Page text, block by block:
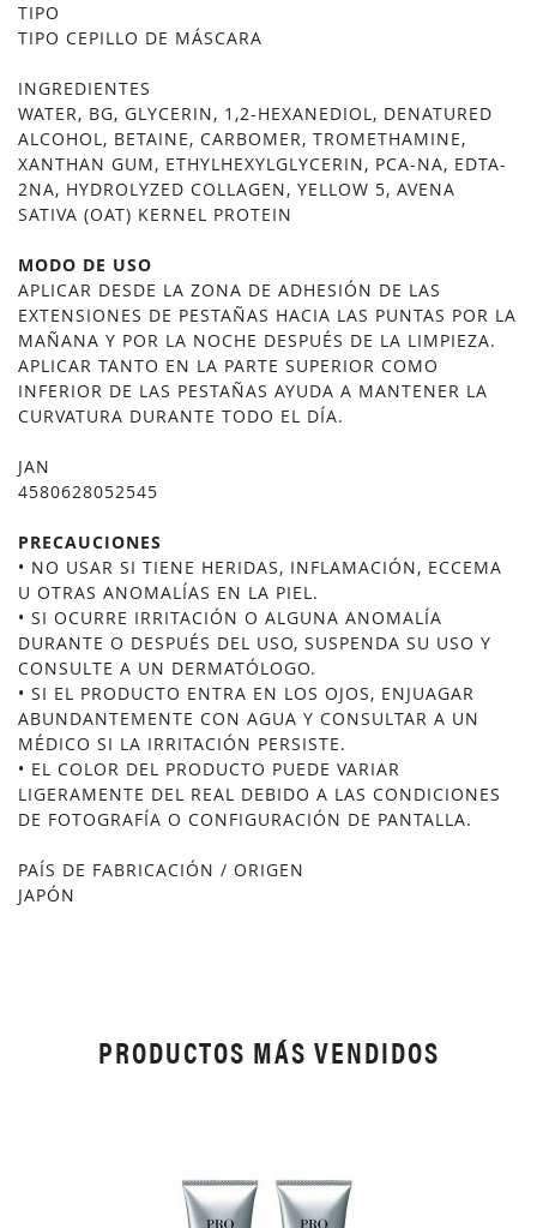
TIPO
TIPO CEPILLO DE MÁSCARA
INGREDIENTES
WATER, BG, GLYCERIN, 1,2-HEXANEDIOL, DENATURED
ALCOHOL, BETAINE, CARBOMER, TROMETHAMINE,
XANTHAN GUM, ETHYLHEXYLGLYCERIN, PCA-NA, EDTA-
2NA, HYDROLYZED COLLAGEN, YELLOW 5, AVENA
SATIVA (OAT) KERNEL PROTEIN
MODO DE USO
APLICAR DESDE LA ZONA DE ADHESIÓN DE LAS
EXTENSIONES DE PESTAÑAS HACIA LAS PUNTAS POR LA
MAÑANA Y POR LA NOCHE DESPUÉS DE LA LIMPIEZA.
APLICAR TANTO EN LA PARTE SUPERIOR COMO
INFERIOR DE LAS PESTAÑAS AYUDA A MANTENER LA
CURVATURA DURANTE TODO EL DÍA.
JAN
4580628052545
PRECAUCIONES
• NO USAR SI TIENE HERIDAS, INFLAMACIÓN, ECCEMA
U OTRAS ANOMALÍAS EN LA PIEL.
• SI OCURRE IRRITACIÓN O ALGUNA ANOMALÍA
DURANTE O DESPUÉS DEL USO, SUSPENDA SU USO Y
CONSULTE A UN DERMATÓLOGO.
• SI EL PRODUCTO ENTRA EN LOS OJOS, ENJUAGAR
ABUNDANTEMENTE CON AGUA Y CONSULTAR A UN
MÉDICO SI LA IRRITACIÓN PERSISTE.
• EL COLOR DEL PRODUCTO PUEDE VARIAR
LIGERAMENTE DEL REAL DEBIDO A LAS CONDICIONES
DE FOTOGRAFÍA O CONFIGURACIÓN DE PANTALLA.
PAÍS DE FABRICACIÓN / ORIGEN
JAPÓN
PRODUCTOS MÁS VENDIDOS